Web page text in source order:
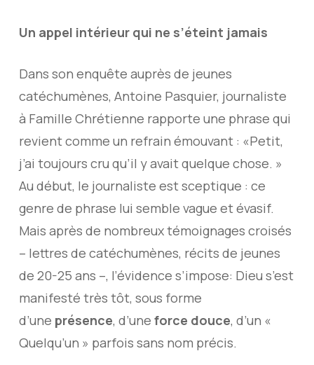
Un appel intérieur qui ne s’éteint jamais
Dans son enquête auprès de jeunes
catéchumènes, Antoine Pasquier, journaliste
à Famille Chrétienne rapporte une phrase qui
revient comme un refrain émouvant : «Petit,
j’ai toujours cru qu’il y avait quelque chose. »
Au début, le journaliste est sceptique : ce
genre de phrase lui semble vague et évasif.
Mais après de nombreux témoignages croisés
– lettres de catéchumènes, récits de jeunes
de 20-25 ans –, l’évidence s’impose: Dieu s’est
manifesté très tôt, sous forme
d’une présence, d’une force douce, d’un «
Quelqu’un » parfois sans nom précis.